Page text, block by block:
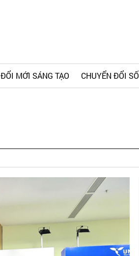
ĐỔI MỚI SÁNG TẠO CHUYỂN ĐỔI SỐ